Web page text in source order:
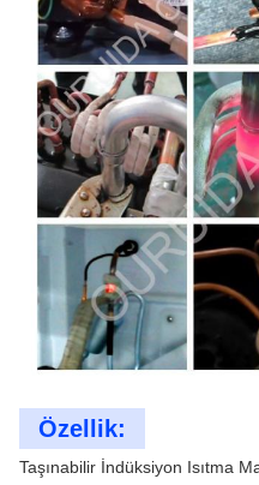
Özellik:
Taşınabilir İndüksiyon Isıtma